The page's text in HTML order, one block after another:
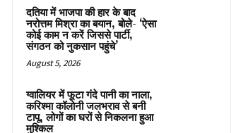
दतिया में भाजपा की हार के बाद
नरोत्तम मिश्रा का बयान, बोले- ‘ऐसा
कोई काम न करें जिससे पार्टी,
संगठन को नुकसान पहुंचे’
August 5, 2026
ग्वालियर में फूटा गंदे पानी का नाला,
करिश्मा कॉलोनी जलभराव से बनी
टापू, लोगों का घरों से निकलना हुआ
मुश्किल